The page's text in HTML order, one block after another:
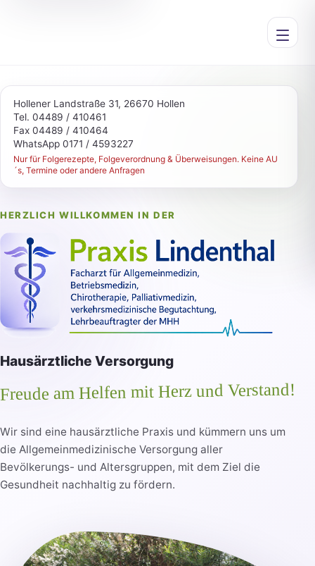
Menü
Hollener Landstraße 31, 26670 Hollen
Tel. 04489 / 410461
Fax 04489 / 410464
WhatsApp 0171 / 4593227
Nur für Folgerezepte, Folgeverordnung & Überweisungen. Keine AU
´s, Termine oder andere Anfragen
HERZLICH WILLKOMMEN IN DER
Hausärztliche Versorgung
Freude am Helfen mit Herz und Verstand!
Wir sind eine hausärztliche Praxis und kümmern uns um
die Allgemeinmedizinische Versorgung aller
Bevölkerungs- und Altersgruppen, mit dem Ziel die
Gesundheit nachhaltig zu fördern.